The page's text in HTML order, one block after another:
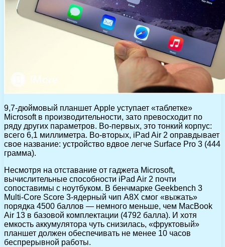
9,7-дюймовый планшет Apple уступает «таблетке»
Microsoft в производительности, зато превосходит по
ряду других параметров. Во-первых, это тонкий корпус:
всего 6,1 миллиметра. Во-вторых, iPad Air 2 оправдывает
свое название: устройство вдвое легче Surface Pro 3 (444
грамма).
Несмотря на отставание от гаджета Microsoft,
вычислительные способности iPad Air 2 почти
сопоставимы с ноутбуком. В бенчмарке Geekbench 3
Multi-Core Score 3-ядерный чип A8X смог «выжать»
порядка 4500 баллов — немного меньше, чем MacBook
Air 13 в базовой комплектации (4792 балла). И хотя
емкость аккумулятора чуть снизилась, «фруктовый»
планшет должен обеспечивать не менее 10 часов
беспрерывной работы.